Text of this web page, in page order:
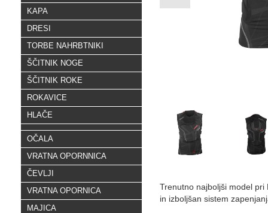
KAPA
DRESI
TORBE NAHRBTNIKI
ŠČITNIK NOGE
ŠČITNIK ROKE
ROKAVICE
HLAČE
OČALA
VRATNA OPORNNICA
ČEVLJI
VRATNA OPORNICA
MAJICA
Trenutno najboljši model
in izboljšan sistem